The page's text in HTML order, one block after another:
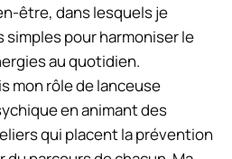
être, dans lesquels je
pour harmoniser le
au quotidien.
mon rôle de lanceuse
en animant des
qui placent la prévention